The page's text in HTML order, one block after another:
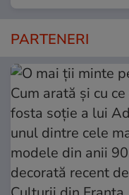
PARTENERI